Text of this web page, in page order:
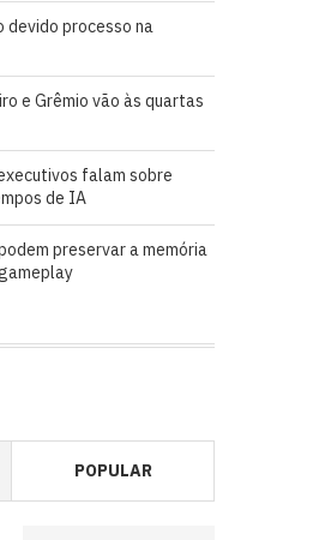
devido processo na
e Grêmio vão às quartas
falam sobre
de IA
preservar a memória
POPULAR